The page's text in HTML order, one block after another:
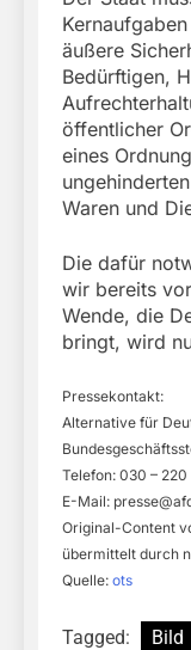
äußere
Bedürftigen,
öffentlicher
eines
Waren und
Die dafür
wir bereits
Wende, die
bringt, wird
Pressekontakt:
Alternative für
Telefon: 030 – 220
E-Mail:
Original-Content
übermittelt durch
Quelle: ots
Tagged: Bild